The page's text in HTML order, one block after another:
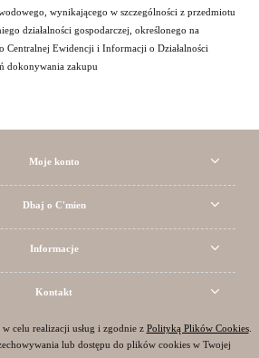
celu realizacji usług i zgodnie z Polityką Plików Cookies.
lub dostępu do plików cookies w Twojej
wynikającego w szczególności z przedmiotu
działalności gospodarczej, określonego na
Centralnej Ewidencji i Informacji o Działalności
dokonywania zakupu
Moje konto
Dbaj o C'mien
Informacje
Kontakt
pełną wersję strony